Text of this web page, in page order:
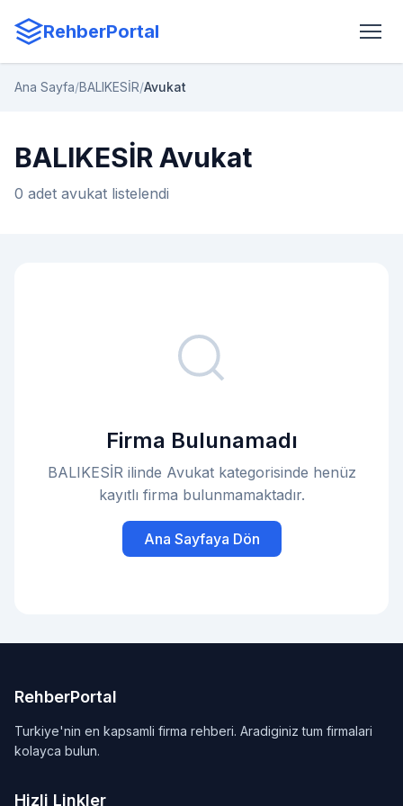
RehberPortal
Ana Sayfa/BALIKESİR/Avukat
BALIKESİR Avukat
0 adet avukat listelendi
Firma Bulunamadı
BALIKESİR ilinde Avukat kategorisinde henüz
kayıtlı firma bulunmamaktadır.
Ana Sayfaya Dön
RehberPortal
Turkiye'nin en kapsamli firma rehberi. Aradiginiz tum firmalari
kolayca bulun.
Hizli Linkler